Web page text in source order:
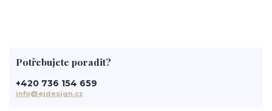
Potřebujete poradit?
+420 736 154 659
info@ejdesign.cz